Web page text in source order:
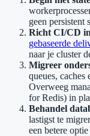
geen persistent
Richt CI/CD
gebaseerde
naar je cluster
Migreer
queues, caches
Overweeg
for Redis) in
Behandel
lastigst te
een betere